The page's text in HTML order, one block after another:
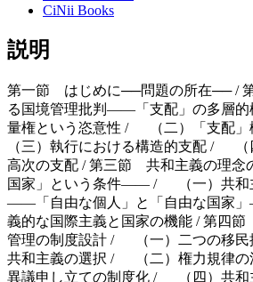
CiNii Books
説明
第一節 はじめに──問題の所在── /
る国境管理批判――「支配」の多
量権という恣意性 / （二）「支配
（三）執行における構造的支配 / （
高次の支配 / 第三節 共和主義の理
国家」という条件―― / （一）共和
――「自由な個人」と「自由な国
義的な国際主義と国家の機能 / 第四
管理の制度設計 / （一）二つの移民
共和主義の選択 / （二）権力規律
異議申し立ての制度化 / （四）共和